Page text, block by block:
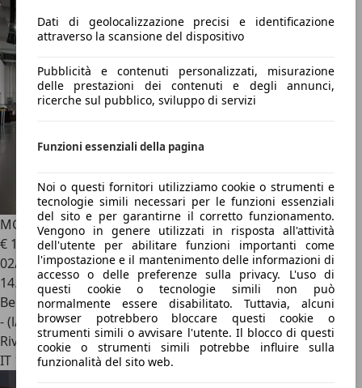
Dati di geolocalizzazione precisi e identificazione
attraverso la scansione del dispositivo
Pubblicità e contenuti personalizzati, misurazione
delle prestazioni dei contenuti e degli annunci,
ricerche sul pubblico, sviluppo di servizi
Funzioni essenziali della pagina
Noi o questi fornitori utilizziamo cookie o strumenti e
tecnologie simili necessari per le funzioni essenziali
del sito e per garantirne il corretto funzionamento.
Vengono in genere utilizzati in risposta all'attività
dell'utente per abilitare funzioni importanti come
l'impostazione e il mantenimento delle informazioni di
accesso o delle preferenze sulla privacy. L'uso di
questi cookie o tecnologie simili non può
normalmente essere disabilitato. Tuttavia, alcuni
browser potrebbero bloccare questi cookie o
strumenti simili o avvisare l'utente. Il blocco di questi
cookie o strumenti simili potrebbe influire sulla
funzionalità del sito web.
MG MG33 ICE COM Pebble Black
€ 11.6901
02/2025
14.063 km
Benzina
- (l/100 km)
Rivenditore
IT 13876